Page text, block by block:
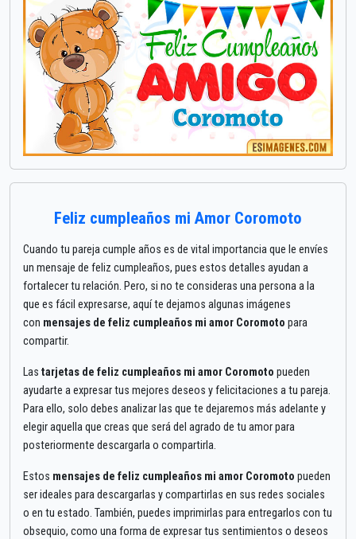
Feliz cumpleaños mi Amor Coromoto
Cuando tu pareja cumple años es de vital importancia que le envíes
un mensaje de feliz cumpleaños, pues estos detalles ayudan a
fortalecer tu relación. Pero, si no te consideras una persona a la
que es fácil expresarse, aquí te dejamos algunas imágenes
con mensajes de feliz cumpleaños mi amor Coromoto para
compartir.
Las tarjetas de feliz cumpleaños mi amor Coromoto pueden
ayudarte a expresar tus mejores deseos y felicitaciones a tu pareja.
Para ello, solo debes analizar las que te dejaremos más adelante y
elegir aquella que creas que será del agrado de tu amor para
posteriormente descargarla o compartirla.
Estos mensajes de feliz cumpleaños mi amor Coromoto pueden
ser ideales para descargarlas y compartirlas en sus redes sociales
o en tu estado. También, puedes imprimirlas para entregarlos con tu
obsequio, como una forma de expresar tus sentimientos o deseos